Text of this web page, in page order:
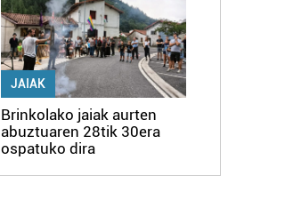
JAIAK
Brinkolako jaiak aurten
abuztuaren 28tik 30era
ospatuko dira